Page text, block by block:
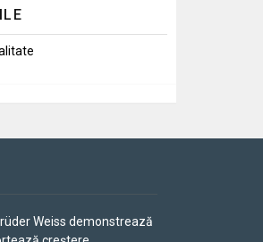
Weiss demonstrează